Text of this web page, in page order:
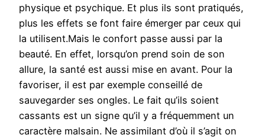
physique et psychique. Et plus ils sont pratiqués,
plus les effets se font faire émerger par ceux qui
la utilisent.Mais le confort passe aussi par la
beauté. En effet, lorsqu’on prend soin de son
allure, la santé est aussi mise en avant. Pour la
favoriser, il est par exemple conseillé de
sauvegarder ses ongles. Le fait qu’ils soient
cassants est un signe qu’il y a fréquemment un
caractère malsain. Ne assimilant d’où il s’agit on